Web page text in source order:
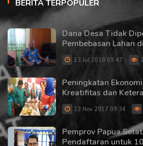
BERITA TERPOPULER
Dana Desa Tidak
Pembebasan Lahan
13 Jul 2018 09:47
Peningkatan
Kreatifitas dan
13 Nov 2017 09:34
Pemprov Papua
Pendaftaran untuk